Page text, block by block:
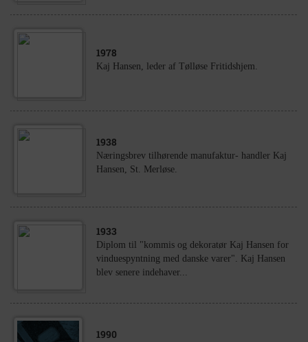
1978
Kaj Hansen, leder af Tølløse Fritidshjem.
1938
Næringsbrev tilhørende manufaktur- handler Kaj
Hansen, St. Merløse.
1933
Diplom til "kommis og dekoratør Kaj Hansen for
vinduespyntning med danske varer". Kaj Hansen
blev senere indehaver...
1990